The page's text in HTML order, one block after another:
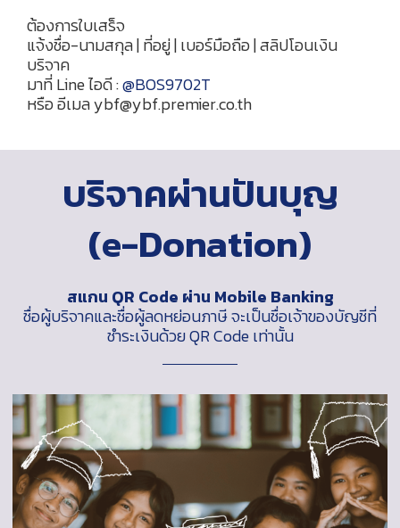
ต้องการใบเสร็จ
แจ้งชื่อ-นามสกุล | ที่อยู่ | เบอร์มือถือ | สลิปโอนเงิน
บริจาค
มาที่ Line ไอดี :@BOS9702T
หรือ อีเมล ybf@ybf.premier.co.th
บริจาคผ่านปันบุญ
(e-Donation)
สแกน QR Code ผ่าน Mobile Banking
ชื่อผู้บริจาคและชื่อผู้ลดหย่อนภาษี จะเป็นชื่อเจ้าของบัญชีที่
ชำระเงินด้วย QR Code เท่านั้น